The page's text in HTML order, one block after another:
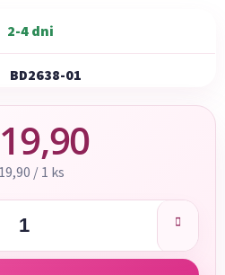
2-4 dni
BD2638-01
cena:
/ 1 ks